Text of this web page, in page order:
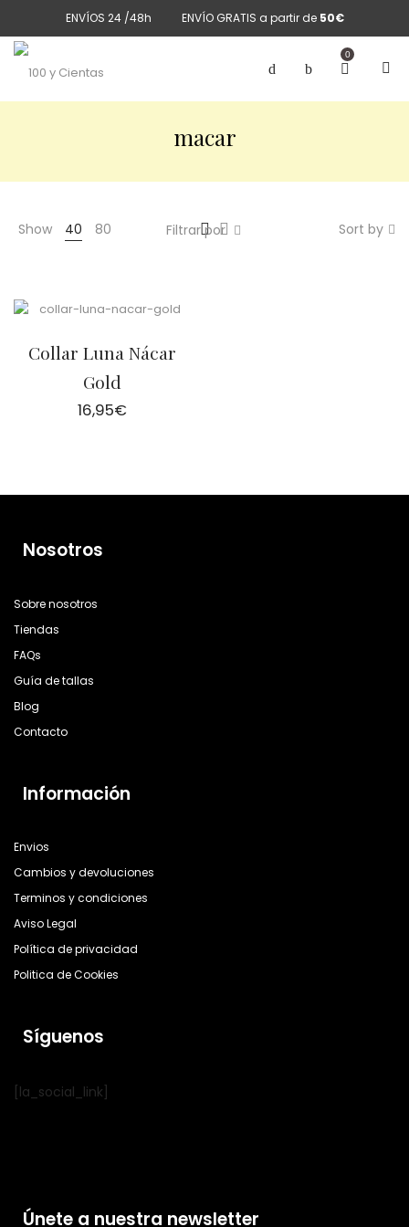
ENVÍOS 24 /48h ENVÍO GRATIS a partir de 50€
0
macar
Show 40 80 Sort by
Filtrar por
Collar Luna Nácar
Gold
16,95€
Nosotros
Sobre nosotros
Tiendas
FAQs
Guía de tallas
Blog
Contacto
Información
Envios
Cambios y devoluciones
Terminos y condiciones
Aviso Legal
Política de privacidad
Politica de Cookies
Síguenos
[la_social_link]
Únete a nuestra newsletter